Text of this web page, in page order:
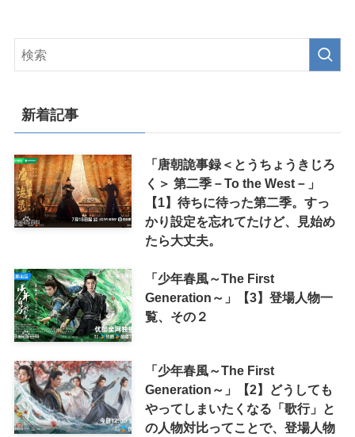
新着記事
「唐朝詭事録＜とうちょうきじろ
く＞ 第二季－To the West－」
【1】待ちに待った第二季。すっ
かり設定を忘れてたけど、見始め
たら大丈夫。
「少年春風～The First
Generation～」【3】登場人物一
覧、その２
「少年春風～The First
Generation～」【2】どうしても
やってしまいたくなる「歌行」と
の人物対比ってことで、登場人物